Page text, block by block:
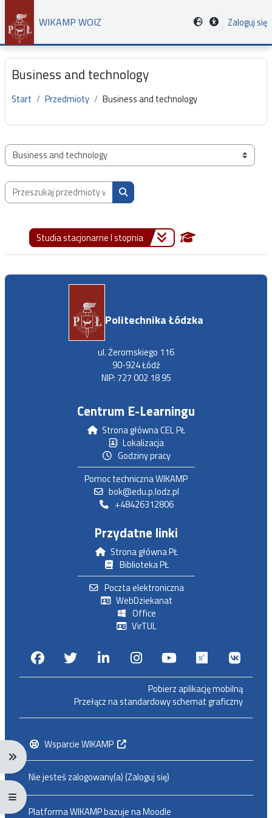
Przejdź do głównej zawartości
WIKAMP WOIZ Zaloguj się
Rozwiń menu nawigacji: Ctrl + Alt + →
Rozwiń menu pełnoekranowe: Ctrl + Alt + f
Business and technology
Start Przedmioty Business and technology
Kategorie przedmiotów
Przeszukaj przedmioty wg nazwy, opisu lub prowadzącego
Przeszukaj przedmioty wg nazwy,
Studia stacjonarne I stopnia
Politechnika Łódzka
ul. Żeromskiego 116
90-924 Łódź
NIP: 727 002 18 95
Centrum E-Learningu
Strona główna CEL PŁ
Lokalizacja
Godziny pracy
Pomoc techniczna WIKAMP
bok@edu.p.lodz.pl
+48426312806
Przydatne linki
Strona główna PŁ
Biblioteka PŁ
Poczta elektroniczna
WebDziekanat
Office
VirTUL
FacebookTwitterLinkedinInstagram
Youtube
Pobierz aplikację mobilną
Przełącz na standardowy schemat graficzny
Wsparcie WIKAMP
Nie jesteś zalogowany(a) (Zaloguj się)
Platforma WIKAMP bazuje naMoodle